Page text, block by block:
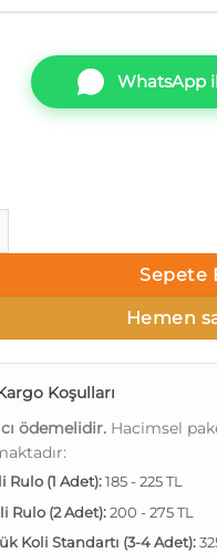
WhatsApp
Palace Diamond Collection
Sepete
Hemen
Koşulları
ödemelidir. Hacimsel
Rulo (1 Adet):185 - 225 TL
Rulo (2 Adet):200 - 275 TL
Koli Standartı (3-4 Adet):